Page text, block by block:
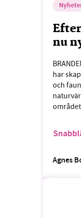
nu
har
och
Agnes